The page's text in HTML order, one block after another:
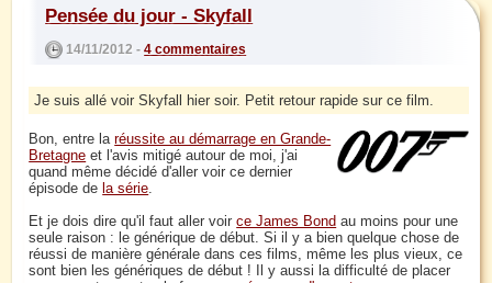
Pensée du jour - Skyfall
14/11/2012 -4 commentaires
Je suis allé voir Skyfall hier soir. Petit retour rapide sur ce film.
Bon, entre laréussite au démarrage en Grande-
Bretagne et l'avis mitigé autour de moi, j'ai
quand même décidé d'aller voir ce dernier
épisode de la série.
Et je dois dire qu'il faut aller voirce James Bond au moins pour une
seule raison : le générique de début. Si il y a bien quelque chose de
réussi de manière générale dans ces films, même les plus vieux, ce
sont bien les génériques de début ! Il y aussi la difficulté de placer